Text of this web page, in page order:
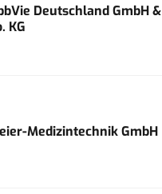
Deutschland GmbH &
KG
Medizintechnik GmbH